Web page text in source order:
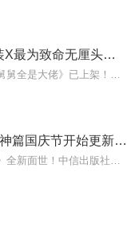
我啥时候这么强了|无形装X最为致命无厘头爆爽多人免费
小猪屏蓬十二生肖神8 羊神篇国庆节开始更新啦！